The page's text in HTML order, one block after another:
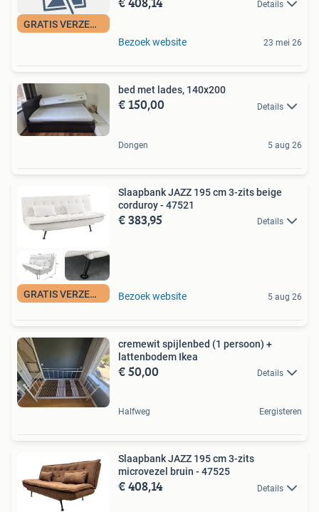
GRATIS VERZENDING
Details
Bezoek website 23 mei 26
bed met lades, 140x200
€ 150,00 Details
Dongen 5 aug 26
GRATIS VERZENDING
Slaapbank JAZZ 195 cm 3-zits beige
corduroy - 47521
€ 383,95 Details
Bezoek website 5 aug 26
cremewit spijlenbed (1 persoon) +
lattenbodem Ikea
€ 50,00 Details
Halfweg Eergisteren
Slaapbank JAZZ 195 cm 3-zits
microvezel bruin - 47525
€ 408,14 Details